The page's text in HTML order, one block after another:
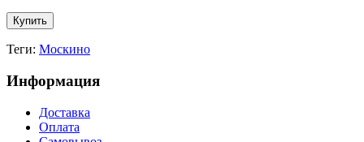
Купить
Теги: Москино
Информация
Доставка
Оплата